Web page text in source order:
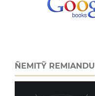
ÑEMITỸ REMIANDU